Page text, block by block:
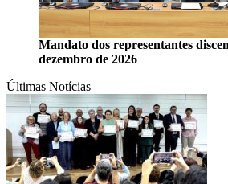
Mandato dos representantes
dezembro de 2026
Últimas Notícias